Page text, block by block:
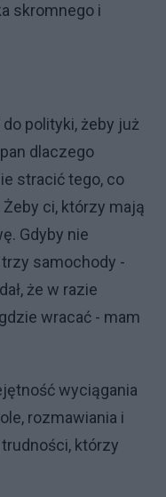
skromnego i
polityki, żeby już
dlaczego
stracić tego, co
ci, którzy mają
Gdyby nie
trzy samochody -
że w razie
wracać - mam
wyciągania
rozmawiania i
którzy